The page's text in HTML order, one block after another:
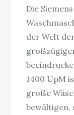
Die
der Welt
1400 UpM
große
bewältigen,